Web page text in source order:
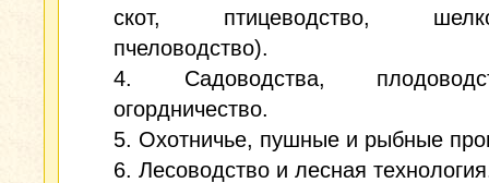
скот, птицеводство,
пчеловодство).
4. Садоводства,
огордничество.
5. Охотничье, пушные и рыбные
6. Лесоводство и лесная